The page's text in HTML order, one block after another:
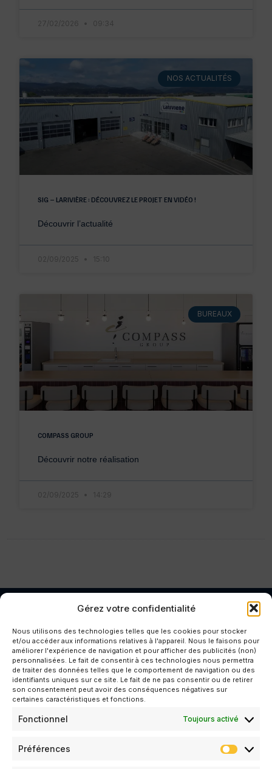
Gérez votre confidentialité
Nous utilisons des technologies telles que les cookies pour stocker
et/ou accéder aux informations relatives à l'appareil. Nous le faisons pour
améliorer l'expérience de navigation et pour afficher des publicités (non)
personnalisées. Le fait de consentir à ces technologies nous permettra
de traiter des données telles que le comportement de navigation ou des
identifiants uniques sur ce site. Le fait de ne pas consentir ou de retirer
son consentement peut avoir des conséquences négatives sur
certaines caractéristiques et fonctions.
Fonctionnel Toujours activé
Préférences
27/02/2026 09:34
NOS ACTUALITÉS
SIG – LARIVIÈRE : DÉCOUVREZ LE PROJET EN VIDÉO !
Découvrir l’actualité
02/09/2025 15:10
BUREAUX
COMPASS GROUP
Découvrir notre réalisation
02/09/2025 14:29
Une filiale de
KELIOS GROUP
CONTACT@PATRIARCA-
WORKS.COM
+33 4 86 11 03
74
Nos solutions
TRAVAUX
CONSTRUCTION
RÉHABILITATION